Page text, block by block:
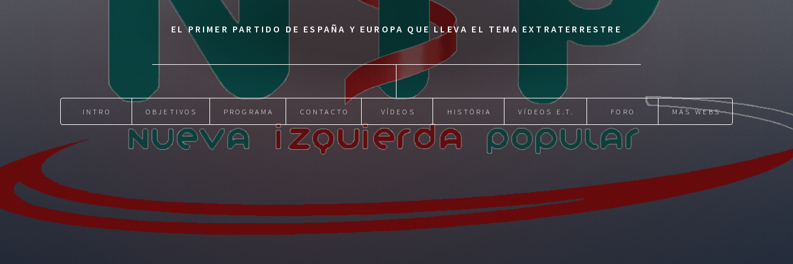
EL PRIMER PARTIDO DE ESPAÑA Y EUROPA QUE LLEVA EL TEMA EXTRATERRESTRE
INTRO OBJETIVOS PROGRAMA CONTACTO VÍDEOS HISTÓRIA VÍDEOS E.T. FORO MÁS WEBS